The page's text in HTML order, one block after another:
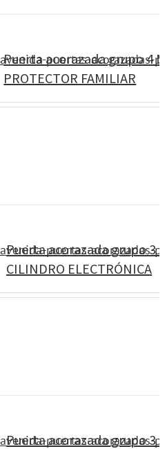
Puerta acorazada grupo 4
PROTECTOR FAMILIAR
Puerta acorazada grupo 3
CILINDRO ELECTRÓNICA
Puerta acorazada grupo 3